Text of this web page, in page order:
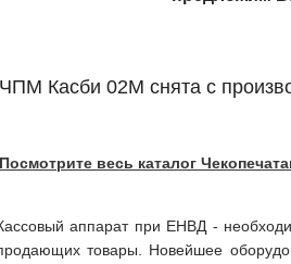
ЧПМ Касби 02М снята с
Посмотрите весь каталог
аппарат при ЕНВД -
товары. Новейшее